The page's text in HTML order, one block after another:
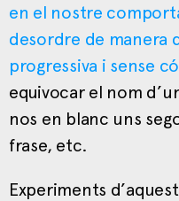
en el nostre
desordre de manera
progressiva i sense
equivocar el nom
nos en blanc uns
frase, etc.
Experiments